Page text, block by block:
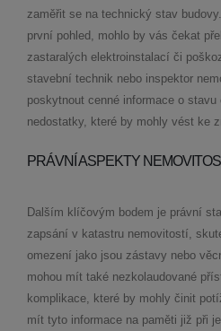
zaměřit se na technický stav
první pohled, mohlo by vás čekat
zastaralých elektroinstalací či
stavební technik nebo inspektor
poskytnout cenné informace o
nedostatky, které by mohly vést ke
PRÁVNÍ ASPEKTY
Dalším klíčovým bodem je právní
zapsání v katastru nemovitostí,
omezení jako jsou zástavy nebo
mohou mít také nezkolaudované
komplikace, které by mohly činit
mít tyto informace na paměti již při